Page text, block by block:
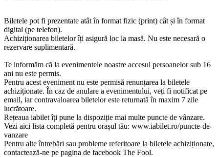
Biletele pot fi prezentate atât în format fizic (print) cât și în format
digital (pe telefon).
Achiziționarea biletelor îți asigură loc la masă. Nu este necesară o
rezervare suplimentară.
Te informăm că la evenimentele noastre accesul persoanelor sub 16
ani nu este permis.
Pentru acest eveniment nu este permisă renunțarea la biletele
achiziționate. În caz de anulare a evenimentului, veți fi notificat pe
email, iar contravaloarea biletelor este returnată în maxim 7 zile
lucrătoare.
Rețeaua iabilet îți pune la dispoziție mai multe puncte de vânzare.
Vezi aici lista completă pentru orașul tău: www.iabilet.ro/puncte-de-
vanzare
Pentru alte întrebări sau probleme referitoare la biletele achiziționate,
contactează-ne pe pagina de facebook The Fool.